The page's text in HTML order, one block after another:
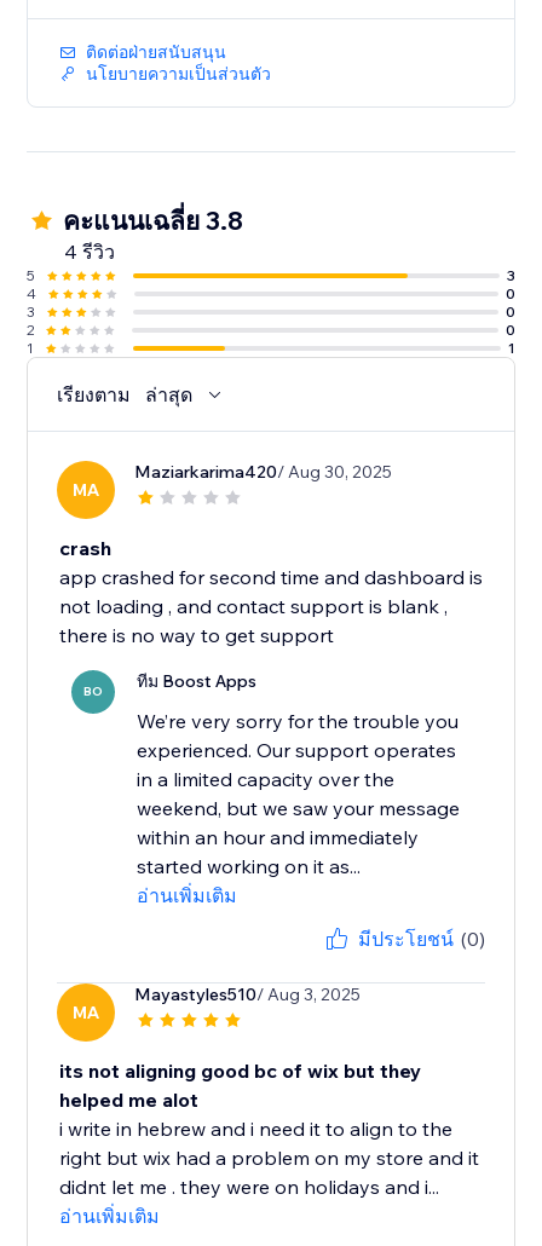
ติดต่อฝ่ายสนับสนุน
นโยบายความเป็นส่วนตัว
คะแนนเฉลี่ย 3.8
4 รีวิว
5
3
4
0
3
0
2
0
1
1
เรียงตาม ล่าสุด
MA
Maziarkarima420/ Aug 30, 2025
crash
app crashed for second time and dashboard is
not loading , and contact support is blank ,
BO ทีม Boost Apps
We’re very sorry for the trouble you
experienced. Our support operates
in a limited capacity over the
weekend, but we saw your message
within an hour and immediately
started working on it as...
อ่านเพิ่มเติม
มีประโยชน์ (0)
MA
Mayastyles510/ Aug 3, 2025
its not aligning good bc of wix but they
helped me alot
i write in hebrew and i need it to align to the
right but wix had a problem on my store and it
didnt let me . they were on holidays and i...
อ่านเพิ่มเติม